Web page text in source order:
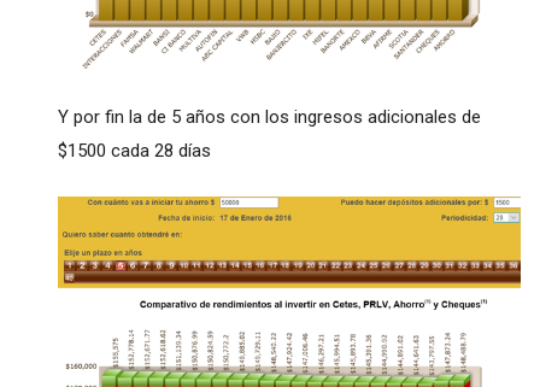
Y por fin la de 5 años con los ingresos adicionales de
$1500 cada 28 días